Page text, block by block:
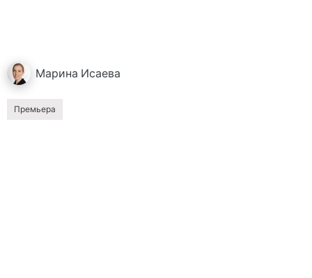
Марина Исаева
Премьера